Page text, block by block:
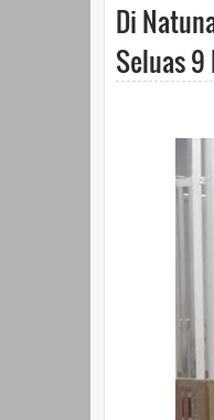
Di
Seluas